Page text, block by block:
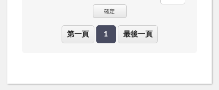
確定
第一頁 1 最後一頁